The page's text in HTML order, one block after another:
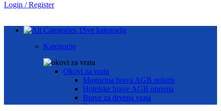
Login / Register
Sve kategorije
Kategorije
Okovi za vrata
Magnetna brava AGB polaris
Hotelske brave AGB oprema
Brave za drvena vrata
Brave za metalna vrata